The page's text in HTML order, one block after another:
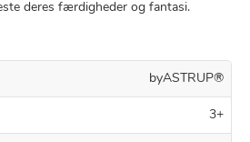
deres færdigheder og fantasi.
byASTRUP®
3+